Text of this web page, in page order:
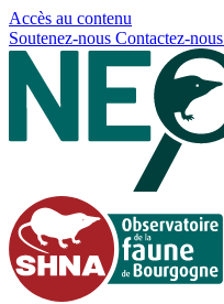
Accès au contenu
Soutenez-nous Contactez-nous
Panneau de gestion des cookies